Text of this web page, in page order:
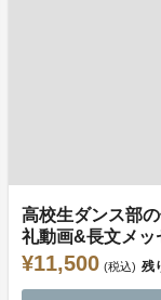
高校生ダンス部
礼動画&長文メッ
¥11,500 (税込) 残